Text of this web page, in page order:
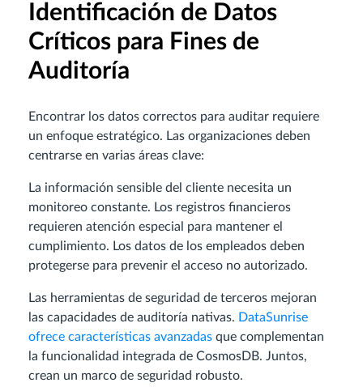
Identificación de Datos
Críticos para Fines de
Auditoría
Encontrar los datos correctos para auditar requiere
un enfoque estratégico. Las organizaciones deben
centrarse en varias áreas clave:
La información sensible del cliente necesita un
monitoreo constante. Los registros financieros
requieren atención especial para mantener el
cumplimiento. Los datos de los empleados deben
protegerse para prevenir el acceso no autorizado.
Las herramientas de seguridad de terceros mejoran
las capacidades de auditoría nativas. DataSunrise
ofrece características avanzadas que complementan
la funcionalidad integrada de CosmosDB. Juntos,
crean un marco de seguridad robusto.